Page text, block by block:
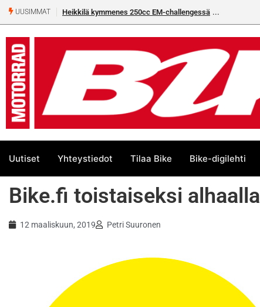
UUSIMMAT Heikkilä kymmenes 250cc EM-challengessä
Uutiset Yhteystiedot Tilaa Bike Bike-digilehti
Bike.fi toistaiseksi alhaalla
12 maaliskuun, 2019 Petri Suuronen